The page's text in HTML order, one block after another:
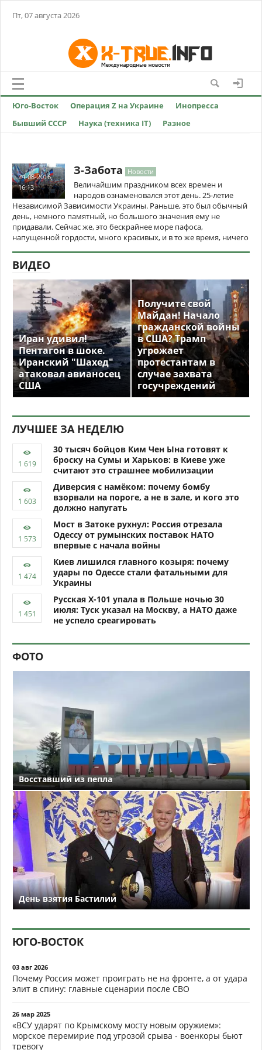
Пт, 07 августа 2026
Юго-Восток Операция Z на Украине
Инопресса
Бывший СССР
Наука (техника IT) Разное
24-08-2016,
16:13
З-Забота Новости
Величайшим праздником всех времен и
народов ознаменовался этот день. 25-летие
Независимой Зависимости Украины. Раньше, это был обычный
день, немного памятный, но большого значения ему не
придавали. Сейчас же, это бескрайнее море пафоса,
напущенной гордости, много красивых, и в то же время, ничего
ВИДЕО
Иран удивил!
Пентагон в шоке.
Иранский "Шахед"
атаковал авианосец
США
Получите свой
Майдан! Начало
гражданской войны
в США? Трамп
угрожает
протестантам в
случае захвата
госучреждений
ЛУЧШЕЕ ЗА НЕДЕЛЮ
30 тысяч бойцов Ким Чен Ына готовят к
броску на Сумы и Харьков: в Киеве уже
считают это страшнее мобилизации
Диверсия с намёком: почему бомбу
взорвали на пороге, а не в зале, и кого это
должно напугать
Мост в Затоке рухнул: Россия отрезала
Одессу от румынских поставок НАТО
впервые с начала войны
Киев лишился главного козыря: почему
удары по Одессе стали фатальными для
Украины
Русская Х-101 упала в Польше ночью 30
июля: Туск указал на Москву, а НАТО даже
не успело среагировать
ФОТО
Восставший из пепла
День взятия Бастилии
ЮГО-ВОСТОК
03 авг 2026
Почему Россия может проиграть не на фронте, а от удара
элит в спину: главные сценарии после СВО
26 мар 2025
«ВСУ ударят по Крымскому мосту новым оружием»:
морское перемирие под угрозой срыва - военкоры бьют
тревогу